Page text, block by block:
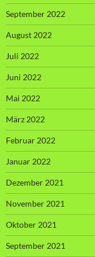
September 2022
August 2022
Juli 2022
Juni 2022
Mai 2022
März 2022
Februar 2022
Januar 2022
Dezember 2021
November 2021
Oktober 2021
September 2021